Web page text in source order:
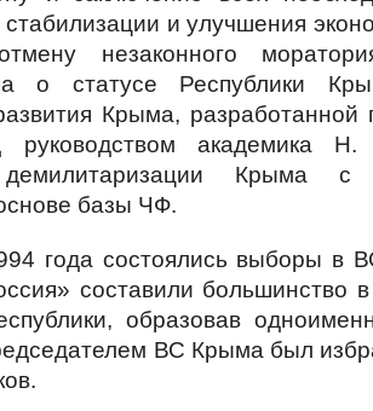
и улучшения
незаконного
о статусе Республики
Крыма, разработанной
руководством академика
демилитаризации Крыма
базы ЧФ.
года состоялись выборы в
составили большинство
образовав
ВС Крыма был